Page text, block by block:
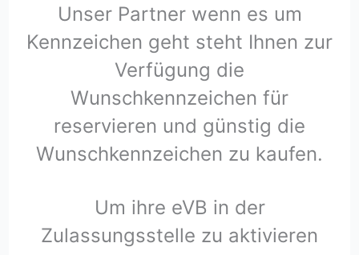
Unser Partner wenn es um
Kennzeichen geht steht Ihnen zur
Verfügung die
Wunschkennzeichen für
reservieren und günstig die
Wunschkennzeichen zu kaufen.
Um ihre eVB in der
Zulassungsstelle zu aktivieren